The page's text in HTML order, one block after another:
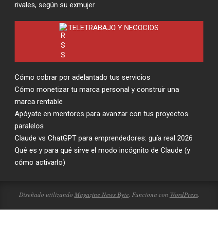
rivales, según su exmujer
TELETRABAJO Y NEGOCIOS
Cómo cobrar por adelantado tus servicios
Cómo monetizar tu marca personal y construir una
marca rentable
Apóyate en mentores para avanzar con tus proyectos
paralelos
Claude vs ChatGPT para emprendedores: guía real 2026
Qué es y para qué sirve el modo incógnito de Claude (y
cómo activarlo)
Diseñado utilizando Magazine News Byte. Funciona con WordPress.